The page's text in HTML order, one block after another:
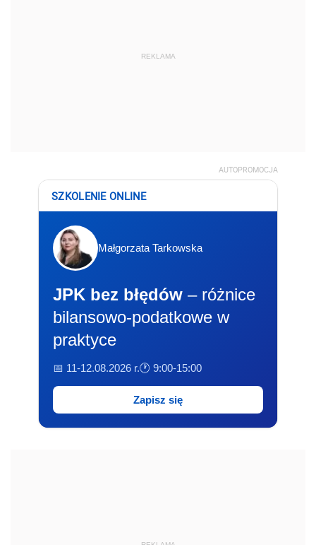
REKLAMA
AUTOPROMOCJA
SZKOLENIE ONLINE
Małgorzata Tarkowska
JPK bez błędów – różnice
bilansowo-podatkowe w
praktyce
📅 11-12.08.2026 r.🕐 9:00-15:00
Zapisz się